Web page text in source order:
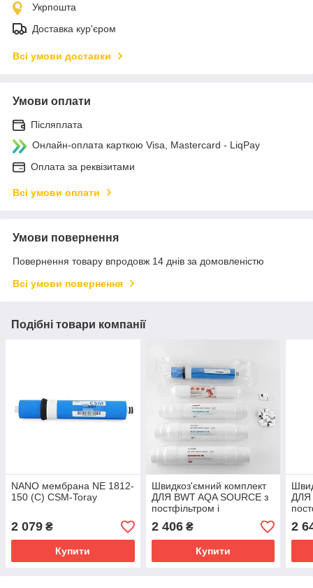
Укрпошта
Доставка кур'єром
Всі умови доставки
Умови оплати
Післяплата
Онлайн-оплата карткою Visa, Mastercard - LiqPay
Оплата за реквізитами
Всі умови оплати
Умови повернення
Повернення товару впродовж 14 днів за домовленістю
Всі умови повернення
Подібні товари компанії
NANO мембрана NE 1812-
150 (С) CSM-Toray
2 079 ₴
Купити
Швидкоз'ємний комплект
ДЛЯ BWT AQA SOURCE з
постфільтром і
мембраною 75 G та
фітингом
2 406₴
Купити
ДЛЯ
2